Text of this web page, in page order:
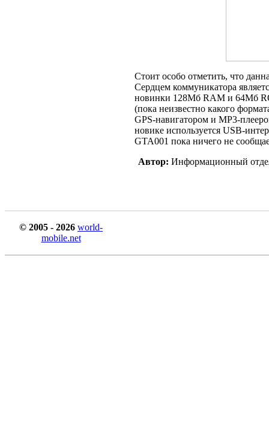
Стоит особо отметить, что
Сердцем коммуникатора
новинки 128Мб RAM и 64Мб
(пока неизвестно какого
GPS-навигатором и MP3-
новике используется USB-
GTA001 пока ничего не
Автор: Информационный
© 2005 - 2026 world-
mobile.net